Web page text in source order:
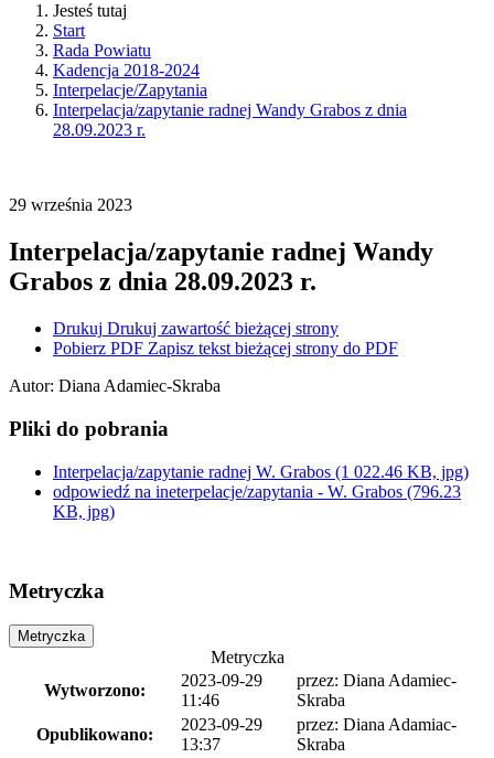
Jesteś tutaj
Start
Rada Powiatu
Kadencja 2018-2024
Interpelacje/Zapytania
Interpelacja/zapytanie radnej Wandy Grabos z dnia
28.09.2023 r.
29 września 2023
Interpelacja/zapytanie radnej Wandy
Grabos z dnia 28.09.2023 r.
Drukuj Drukuj zawartość bieżącej strony
Pobierz PDF Zapisz tekst bieżącej strony do PDF
Autor: Diana Adamiec-Skraba
Pliki do pobrania
Interpelacja/zapytanie radnej W. Grabos (1 022.46 KB, jpg)
odpowiedź na ineterpelacje/zapytania - W. Grabos (796.23
KB, jpg)
Metryczka
Metryczka
Metryczka
Wytworzono:
2023-09-29
11:46
przez: Diana Adamiec-
Skraba
Opublikowano:
2023-09-29
13:37
przez: Diana Adamiac-
Skraba